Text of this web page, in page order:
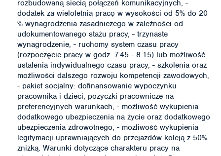
rozbudowaną siecią połączeń komunikacyjnych, -
dodatek za wieloletnią pracę w wysokości od 5% do 20
% wynagrodzenia zasadniczego w zależności od
udokumentowanego stażu pracy, - trzynaste
wynagrodzenie, - ruchomy system czasu pracy
(rozpoczęcie pracy w godz. 7.45 - 8.15) lub możliwość
ustalenia indywidualnego czasu pracy, - szkolenia oraz
możliwości dalszego rozwoju kompetencji zawodowych,
- pakiet socjalny: dofinansowanie wypoczynku
pracownika i dzieci, pożyczki pracownicze na
preferencyjnych warunkach, - możliwość wykupienia
dodatkowego ubezpieczenia na życie oraz dodatkowego
ubezpieczenia zdrowotnego, - możliwość wykupienia
legitymacji uprawniających do przejazdów koleją z 50%
zniżką. Warunki dotyczące charakteru pracy na